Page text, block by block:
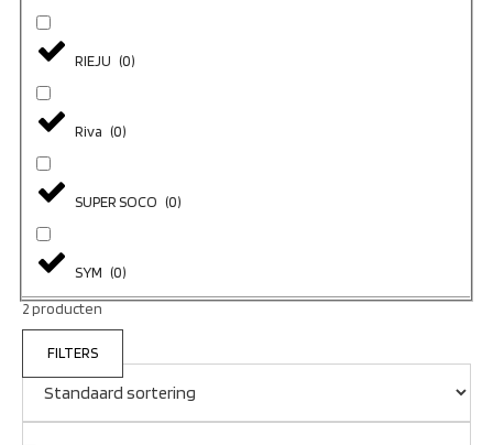
RIEJU (0)
Riva (0)
SUPER SOCO (0)
SYM (0)
2 producten
FILTERS